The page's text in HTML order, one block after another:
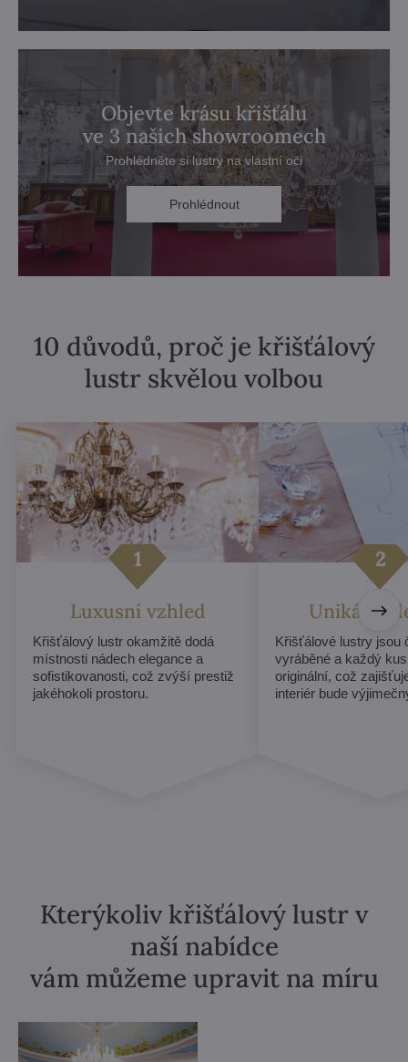
Objevte krásu křišťálu
ve 3 našich showroomech
Prohlédněte si lustry na vlastní oči
Prohlédnout
10 důvodů, proč je křišťálový
lustr skvělou volbou
Luxusní vzhled
Křišťálový lustr okamžitě dodá
místnosti nádech elegance a
sofistikovanosti, což zvýší prestiž
jakéhokoli prostoru.
Unikátní
Křišťálové lustry jsou
vyráběné a každý
originální, což
interiér bude
Kterýkoliv křišťálový lustr v
naší nabídce
vám můžeme upravit na míru